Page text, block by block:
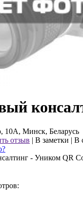
10А, Минск, Беларусь
отзыв | В заметки | В